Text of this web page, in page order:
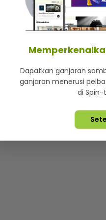
Terpelihara © 2026. Star
Dapatkan ganjaran
ganjaran menerusi
di